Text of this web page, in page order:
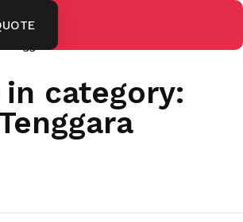
Tenggara Barat
in category: